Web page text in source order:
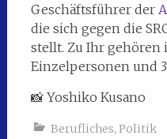
Geschäftsführer der
die sich gegen die
stellt. Zu Ihr gehören
Einzelpersonen und
📸 Yoshiko Kusano
Berufliches, Politik